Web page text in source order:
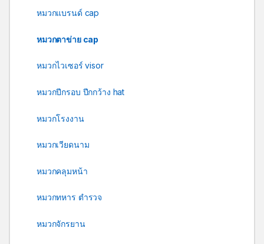
หมวกแบรนด์ cap
หมวกตาข่าย cap
หมวกไวเซอร์ visor
หมวกปีกรอบ ปีกกว้าง hat
หมวกโรงงาน
หมวกเวียดนาม
หมวกคลุมหน้า
หมวกทหาร ตำรวจ
หมวกจักรยาน